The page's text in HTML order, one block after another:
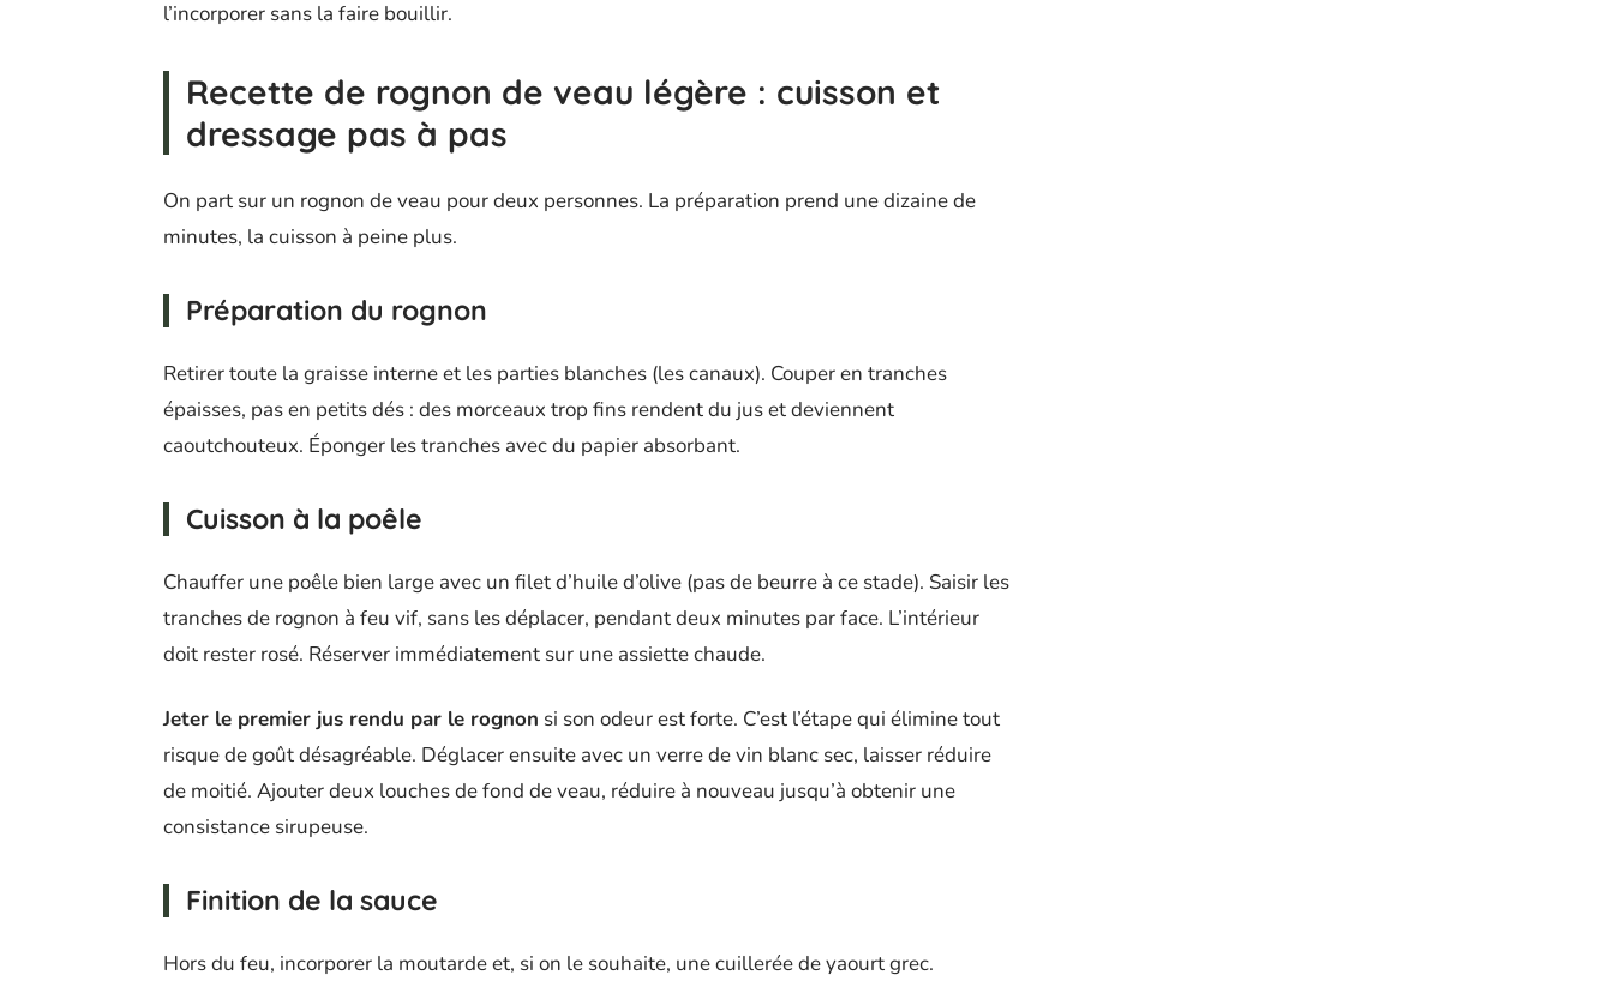
l’incorporer sans la faire bouillir.
Recette de rognon de veau légère : cuisson et
dressage pas à pas
On part sur un rognon de veau pour deux personnes. La préparation prend une dizaine de
minutes, la cuisson à peine plus.
Préparation du rognon
Retirer toute la graisse interne et les parties blanches (les canaux). Couper en tranches
épaisses, pas en petits dés : des morceaux trop fins rendent du jus et deviennent
caoutchouteux. Éponger les tranches avec du papier absorbant.
Cuisson à la poêle
Chauffer une poêle bien large avec un filet d’huile d’olive (pas de beurre à ce stade). Saisir les
tranches de rognon à feu vif, sans les déplacer, pendant deux minutes par face. L’intérieur
doit rester rosé. Réserver immédiatement sur une assiette chaude.
Jeter le premier jus rendu par le rognon si son odeur est forte. C’est l’étape qui élimine tout
risque de goût désagréable. Déglacer ensuite avec un verre de vin blanc sec, laisser réduire
de moitié. Ajouter deux louches de fond de veau, réduire à nouveau jusqu’à obtenir une
consistance sirupeuse.
Finition de la sauce
Hors du feu, incorporer la moutarde et, si on le souhaite, une cuillerée de yaourt grec.